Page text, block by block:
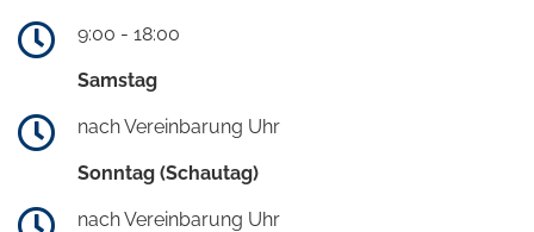
9:00 - 18:00
Samstag
nach Vereinbarung Uhr
Sonntag (Schautag)
nach Vereinbarung Uhr